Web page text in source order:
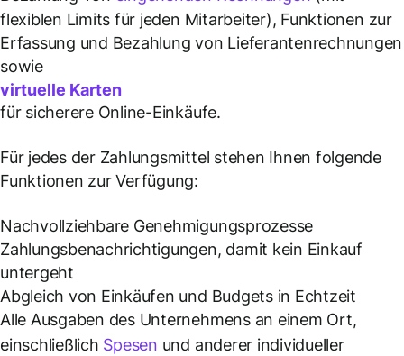
flexiblen Limits für jeden Mitarbeiter), Funktionen zur
Erfassung und Bezahlung von Lieferantenrechnungen
sowie
virtuelle Karten
für sicherere Online-Einkäufe.
Für jedes der Zahlungsmittel stehen Ihnen folgende
Funktionen zur Verfügung:
Nachvollziehbare Genehmigungsprozesse
Zahlungsbenachrichtigungen, damit kein Einkauf
untergeht
Abgleich von Einkäufen und Budgets in Echtzeit
Alle Ausgaben des Unternehmens an einem Ort,
einschließlich Spesen und anderer individueller